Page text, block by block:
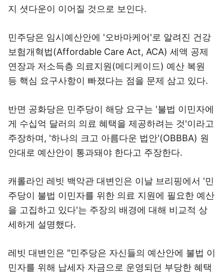
지 셧다운이 이어질 것으로 보인다.
민주당은 임시예산안에 '오바마케어'로 알려진 건강
보험개혁법(Affordable Care Act, ACA) 세액 공제
연장과 저소득층 의료지원(메디케이드) 예산 복원
등 핵심 요구사항이 빠졌다는 점을 문제 삼고 있다.
반면 공화당은 민주당이 해당 요구는 '불법 이민자에
게 수십억 달러의 의료 혜택을 제공하려는 것'이라고
주장하며, '하나의 크고 아름다운 법안'(OBBBA) 원
안대로 예산안이 통과돼야 한다고 주장한다.
캐롤라인 레빗 백악관 대변인은 이날 브리핑에서 '민
주당이 불법 이민자를 위한 의료 지원에 필요한 예산
을 고집하고 있다'는 주장의 배경에 대해 비교적 상
세하게 설명했다.
레빗 대변인은 "민주당은 자신들의 예산안에 불법 이
민자를 위해 납세자 자금으로 운영되던 부당한 혜택